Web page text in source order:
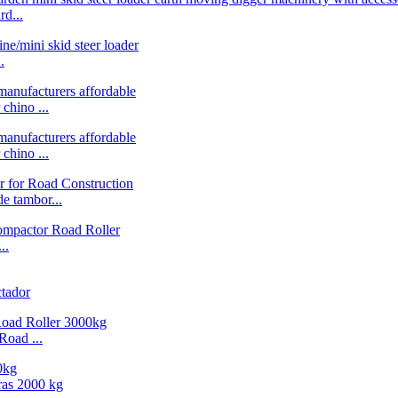
chino ...
chino ...
tambor...
...
2000 kg